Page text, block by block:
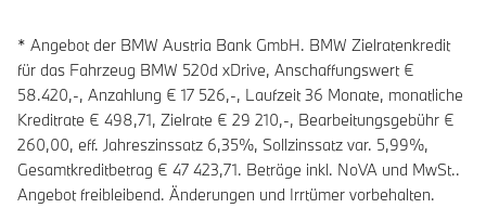
* Angebot der BMW Austria Bank GmbH. BMW Zielratenkredit
für das Fahrzeug BMW 520d xDrive, Anschaffungswert €
58.420,-, Anzahlung € 17 526,-, Laufzeit36 Monate, monatliche
Kreditrate € 498,71, Zielrate € 29 210,-, Bearbeitungsgebühr €
260,00, eff. Jahreszinssatz 6,35%, Sollzinssatz var. 5,99%,
Gesamtkreditbetrag € 47 423,71. Beträge inkl. NoVA und MwSt..
Angebot freibleibend. Änderungen und Irrtümer vorbehalten.